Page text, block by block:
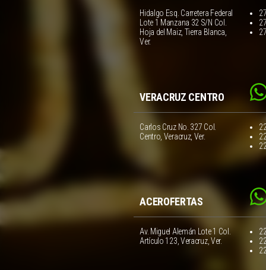
Hidalgo Esq. Carretera Federal
Lote 1 Manzana 32 S/N Col.
Hoja del Maiz, Tierra Blanca,
Ver.
VERACRUZ CENTRO
Carlos Cruz No. 327 Col.
Centro, Veracruz, Ver.
ACEROFERTAS
Av. Miguel Alemán Lote 1 Col.
Artículo 123, Veracruz, Ver.